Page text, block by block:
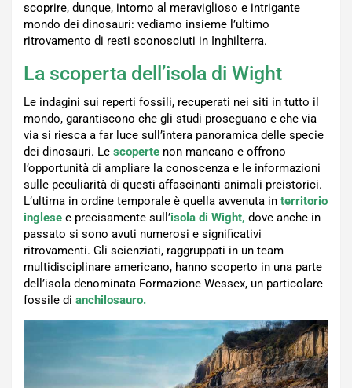
scoprire, dunque, intorno al meraviglioso e intrigante
mondo dei dinosauri: vediamo insieme l’ultimo
ritrovamento di resti sconosciuti in Inghilterra.
La scoperta dell’isola di Wight
Le indagini sui reperti fossili, recuperati nei siti in tutto il
mondo, garantiscono che gli studi proseguano e che via
via si riesca a far luce sull’intera panoramica delle specie
dei dinosauri. Le scoperte non mancano e offrono
l’opportunità di ampliare la conoscenza e le informazioni
sulle peculiarità di questi affascinanti animali preistorici.
L’ultima in ordine temporale è quella avvenuta in territorio
inglese e precisamente sull’isola di Wight, dove anche in
passato si sono avuti numerosi e significativi
ritrovamenti. Gli scienziati, raggruppati in un team
multidisciplinare americano, hanno scoperto in una parte
dell’isola denominata Formazione Wessex, un particolare
fossile di anchilosauro.